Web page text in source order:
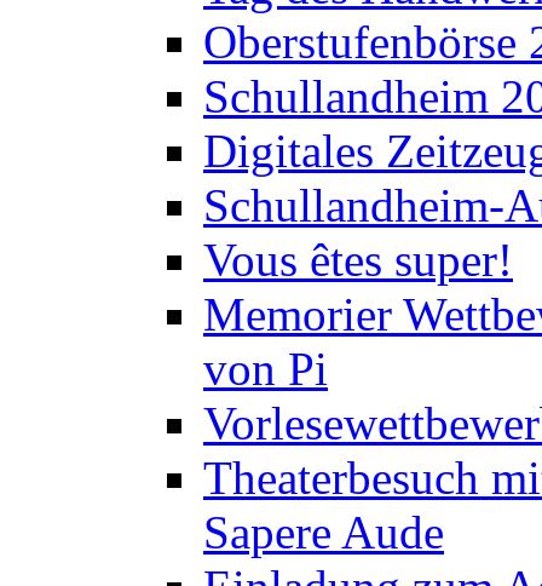
Oberstufenbörse
Schullandheim
Digitales
Schullandheim-
Vous êtes super!
Memorier
von Pi
Theaterbesuch
Sapere Aude